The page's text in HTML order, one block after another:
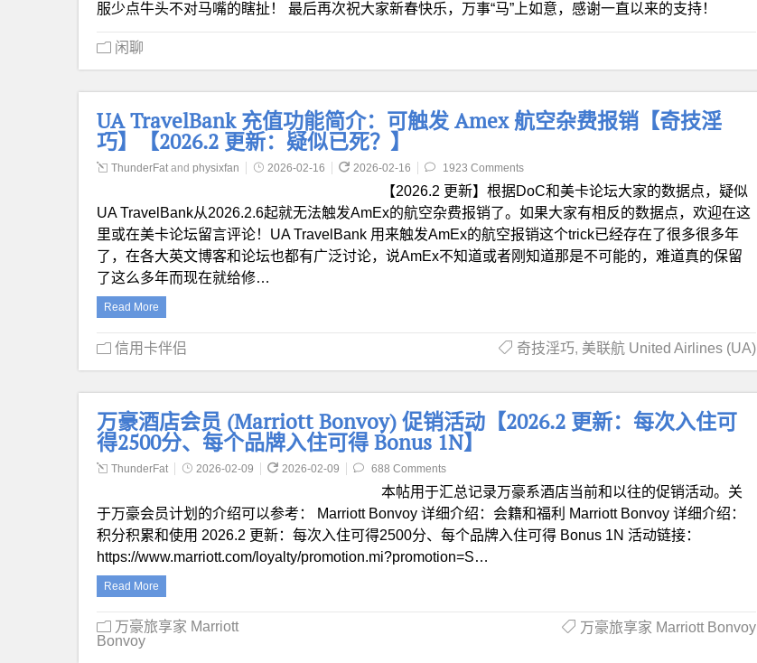
服少点牛头不对马嘴的瞎扯！ 最后再次祝大家新春快乐，万事“马”上如意，感谢一直以来的支持！
闲聊
UA TravelBank 充值功能简介：可触发 Amex 航空杂费报销【奇技淫
巧】【2026.2 更新：疑似已死？】
ThunderFat and physixfan 2026-02-16 2026-02-16 1923 Comments
【2026.2 更新】根据DoC和美卡论坛大家的数据点，疑似
UA TravelBank从2026.2.6起就无法触发AmEx的航空杂费报销了。如果大家有相反的数据点，欢迎在这
里或在美卡论坛留言评论！UA TravelBank 用来触发AmEx的航空报销这个trick已经存在了很多很多年
了，在各大英文博客和论坛也都有广泛讨论，说AmEx不知道或者刚知道那是不可能的，难道真的保留
了这么多年而现在就给修…
Read More
信用卡伴侣 奇技淫巧, 美联航 United Airlines (UA)
万豪酒店会员 (Marriott Bonvoy) 促销活动【2026.2 更新：每次入住可
得2500分、每个品牌入住可得 Bonus 1N】
ThunderFat 2026-02-09 2026-02-09 688 Comments
本帖用于汇总记录万豪系酒店当前和以往的促销活动。关
于万豪会员计划的介绍可以参考： Marriott Bonvoy 详细介绍：会籍和福利 Marriott Bonvoy 详细介绍：
积分积累和使用 2026.2 更新：每次入住可得2500分、每个品牌入住可得 Bonus 1N 活动链接：
https://www.marriott.com/loyalty/promotion.mi?promotion=S…
Read More
万豪旅享家 Marriott
Bonvoy
万豪旅享家 Marriott Bonvoy